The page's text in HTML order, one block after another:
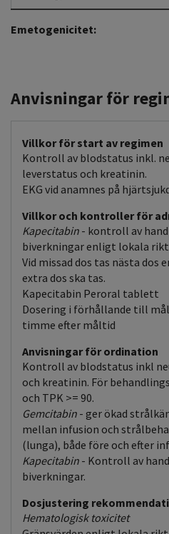
Emetogenicitet:
Anvisningar för
Villkor för start av regimen
Kontroll av blodstatus inkl.
leverstatus och kreatinin.
EKG vid anamnes på
Villkor och kontroller för
Kapecitabin - kontroll av
biverkningar enligt lokala
Vid missad dos tas nästa dos
extra dos ska tas.
Kapecitabin Peroral tablett
Dosering i förhållande till
timme efter måltid
Anvisningar för ordination
Kontroll av blodstatus inkl
och kreatinin. För
och TPK >= 90.
Gemcitabin - ger ökad
mellan infusion och
(lunga), både före och efter
Kapecitabin - Kontroll av
biverkningar.
Dosjustering
Hematologisk toxicitet